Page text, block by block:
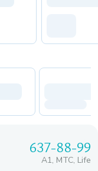
637-88-99
A1, МТС, Life